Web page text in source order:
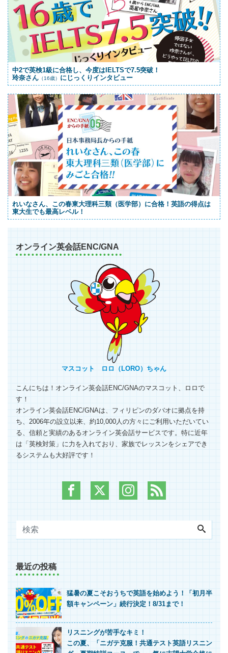
中2で英検1級に合格し、今度はIELTSで7.5突破！
玲奈さん （16歳） にじっくりインタビュー
れいなさん、この春東大理科三類（医学部）に合格！英語の得点は
東大生でも最高レベル！
オンライン英会話ENC/GNA
マスコット ロロ（LORO）ちゃん
こんにちは！オンライン英会話ENC/GNAのマスコット、ロロで
す！
オンライン英会話ENC/GNAは、フィリピンのダバオに拠点を持
ち、2006年の設立以来、約10,000人の方々にご利用いただいてい
る、信頼と実績のあるオンライン英会話サービスです。特に近年
は「英検対策」に力を入れており、家族でレッスンをシェアでき
るシステムも大好評です！
最近の投稿
猛暑の夏こそおうちで英語を始めよう！「初月半
額キャンペーン」続行決定！8/31まで！
リスニングが苦手なキミ！
この夏、「ニガテ克服！共通テスト英語リスニン